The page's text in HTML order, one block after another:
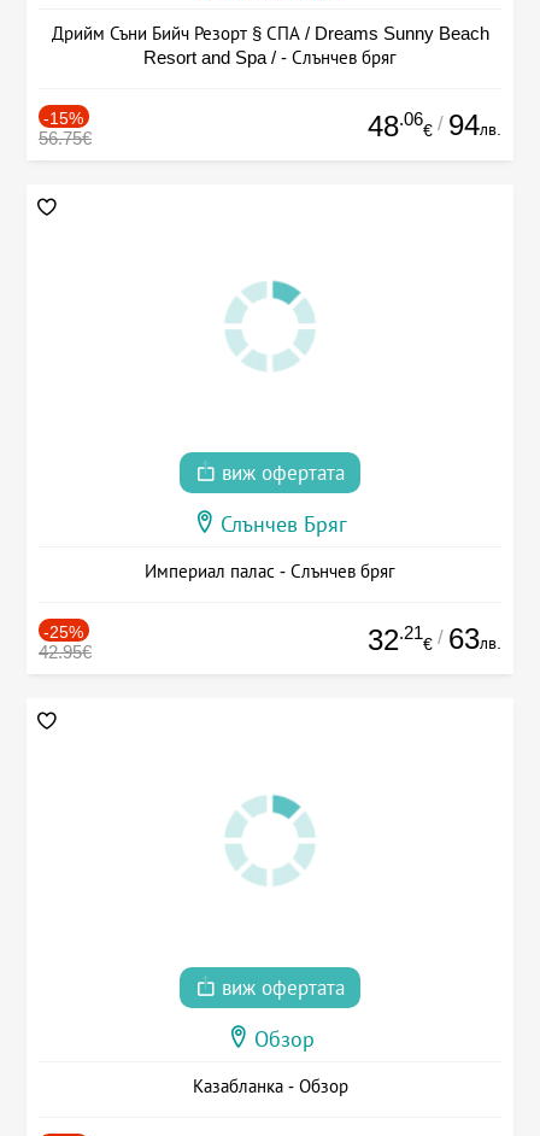
Дрийм Съни Бийч Резорт § СПА / Dreams Sunny Beach
Resort and Spa / - Слънчев бряг
-15%
56.75€ 48.06
€ / 94лв.
виж офертата
Слънчев Бряг
Империал палас - Слънчев бряг
-25%
42.95€ 32.21
€ / 63лв.
виж офертата
Обзор
Казабланка - Обзор